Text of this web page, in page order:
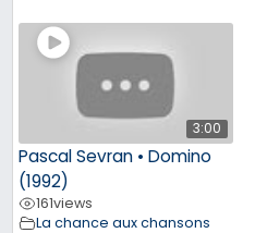
3:00
Pascal Sevran • Domino
(1992)
161views
La chance aux chansons